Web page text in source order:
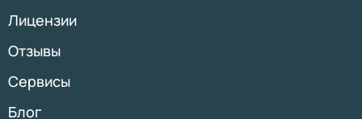
Лицензии
Отзывы
Сервисы
Блог